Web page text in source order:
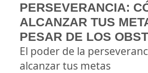
PERSEVERANCIA:
ALCANZAR TUS
PESAR DE LOS
El poder de la
alcanzar tus metas